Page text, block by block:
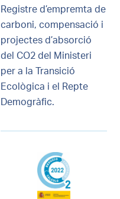
Registre d’empremta de
carboni, compensació i
projectes d’absorció
del CO2 del Ministeri
per a la Transició
Ecològica i el Repte
Demogràfic.